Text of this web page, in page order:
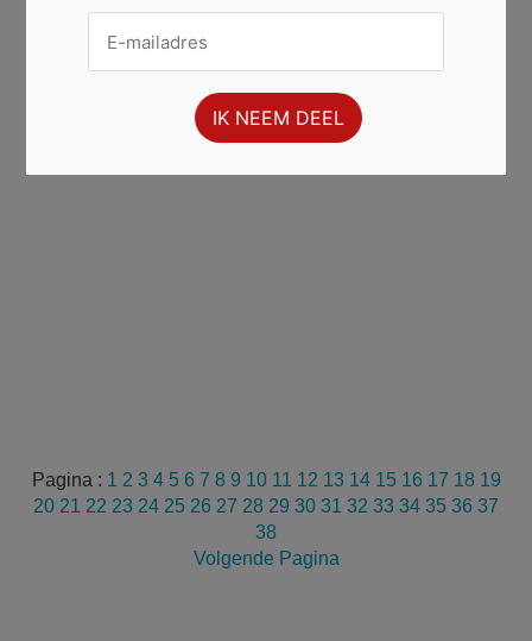
Pagina : 1 2 3 4 5 6 7 8 9 10 11 12 13 14 15 16 17 18 19
20 21 22 23 24 25 26 27 28 29 30 31 32 33 34 35 36 37
38
Volgende Pagina